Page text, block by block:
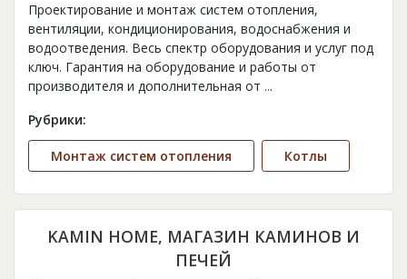
Проектирование и монтаж систем отопления,
вентиляции, кондиционирования, водоснабжения и
водоотведения. Весь спектр оборудования и услуг под
ключ. Гарантия на оборудование и работы от
производителя и дополнительная от ...
Рубрики:
Монтаж систем отопления Котлы
KAMIN HOME, МАГАЗИН КАМИНОВ И
ПЕЧЕЙ